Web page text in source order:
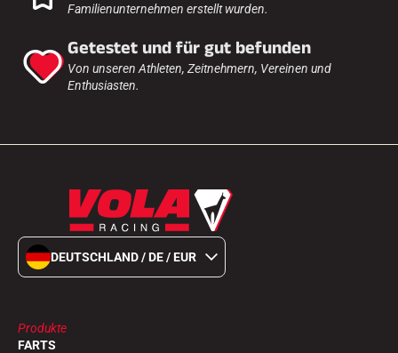
Familienunternehmen erstellt wurden.
Getestet und für gut befunden
Von unseren Athleten, Zeitnehmern, Vereinen und
Enthusiasten.
DEUTSCHLAND / DE / EUR
Produkte
FARTS